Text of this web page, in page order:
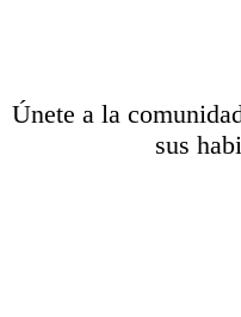
Únete a la
sus